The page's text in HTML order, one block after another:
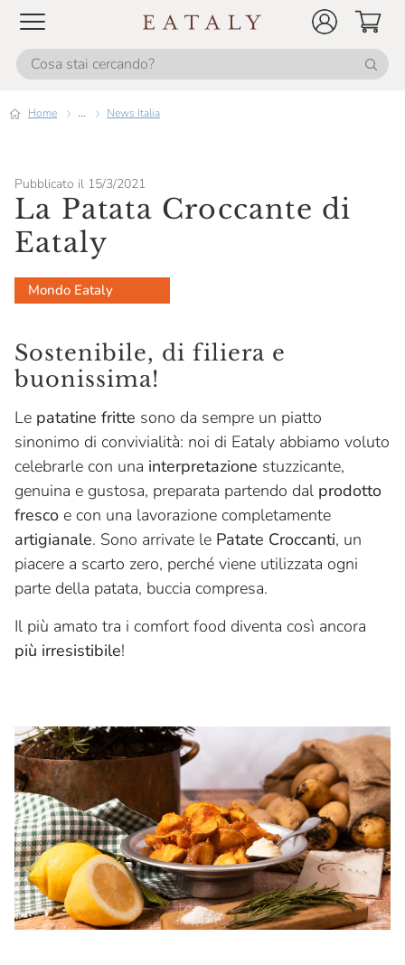
Home ... News Italia
Pubblicato il 15/3/2021
La Patata Croccante di
Eataly
Mondo Eataly
Sostenibile, di filiera e
buonissima!
Le patatine fritte sono da sempre un piatto
sinonimo di convivialità: noi di Eataly abbiamo voluto
celebrarle con una interpretazione stuzzicante,
genuina e gustosa, preparata partendo dal prodotto
fresco e con una lavorazione completamente
artigianale. Sono arrivate le Patate Croccanti, un
piacere a scarto zero, perché viene utilizzata ogni
parte della patata, buccia compresa.
Il più amato tra i comfort food diventa così ancora
più irresistibile!